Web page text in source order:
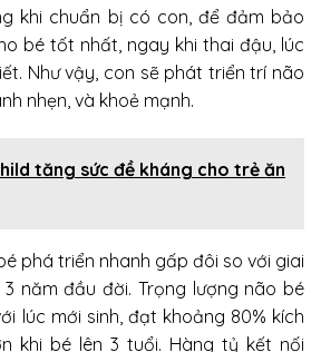
khi chuẩn bị có con, để đảm bảo
bé tốt nhất, ngay khi thai đậu, lúc
Như vậy, con sẽ phát triển trí não
nhẹn, và khoẻ mạnh.
tăng sức đề kháng cho trẻ ăn
phá triển nhanh gấp đôi so với giai
năm đầu đời. Trọng lượng não bé
lúc mới sinh, đạt khoảng 80% kích
khi bé lên 3 tuổi. Hàng tỷ kết nối